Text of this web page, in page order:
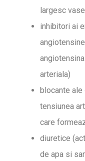
largesc
inhibitori ai
arteriala)
blocante ale
tensiunea
care
diuretice
de apa si